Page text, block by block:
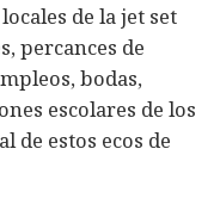
de la jet set
percances de
bodas,
escolares de los
de estos ecos de